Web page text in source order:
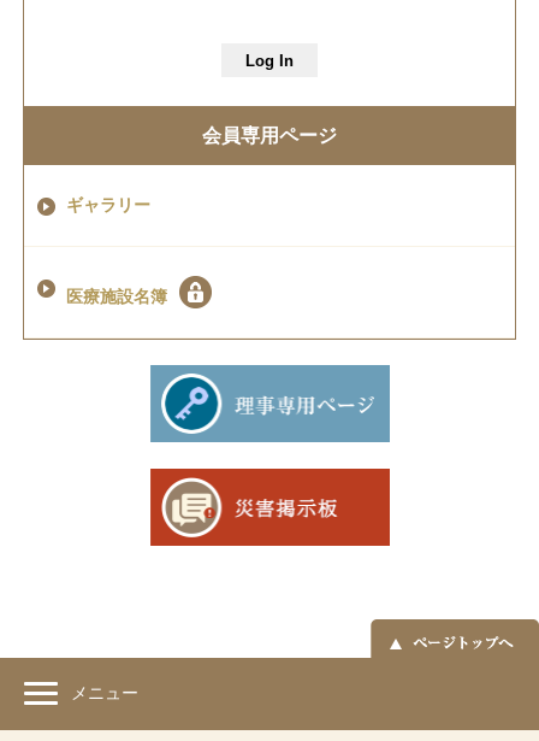
会員専用ページ
ギャラリー
医療施設名簿
メニュー